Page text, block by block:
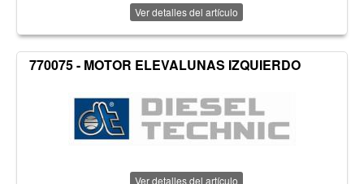
Ver detalles del artículo
770075 - MOTOR ELEVALUNAS IZQUIERDO
Ver detalles del artículo